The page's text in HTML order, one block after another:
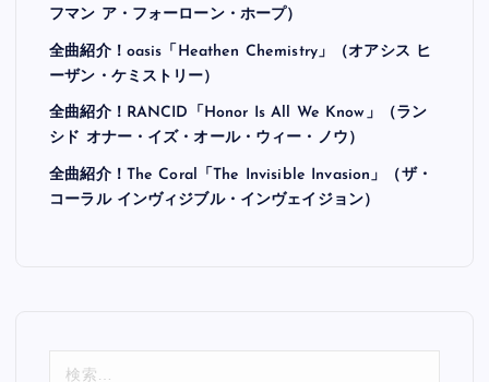
フマン ア・フォーローン・ホープ）
全曲紹介！oasis「Heathen Chemistry」（オアシス ヒ
ーザン・ケミストリー）
全曲紹介！RANCID「Honor Is All We Know」（ラン
シド オナー・イズ・オール・ウィー・ノウ）
全曲紹介！The Coral「The Invisible Invasion」（ザ・
コーラル インヴィジブル・インヴェイジョン）